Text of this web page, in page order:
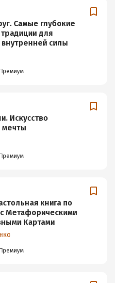
Самые глубокие
для
силы
Премиум
Искусство
мечты
Премиум
книга по
Метафорическими
Картами
Премиум